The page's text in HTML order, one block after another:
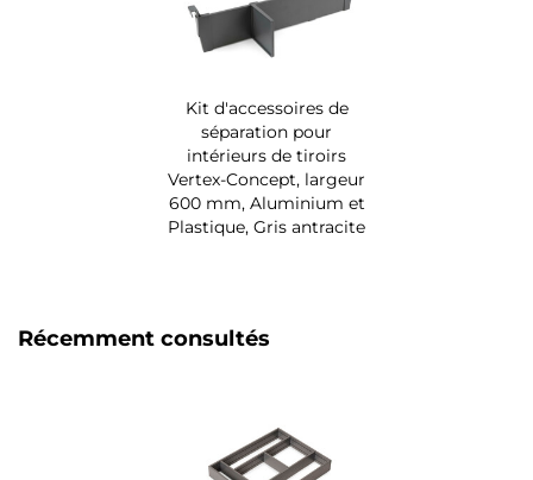
Kit d'accessoires de
séparation pour
intérieurs de tiroirs
Vertex-Concept, largeur
600 mm, Aluminium et
Plastique, Gris antracite
Récemment consultés